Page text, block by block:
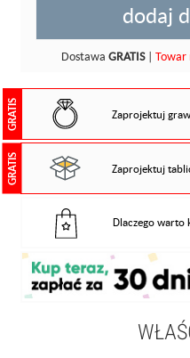
dodaj
Dostawa GRATIS| Towar
GRATIS Zaprojektuj
GRATIS Zaprojektuj
Dlaczego